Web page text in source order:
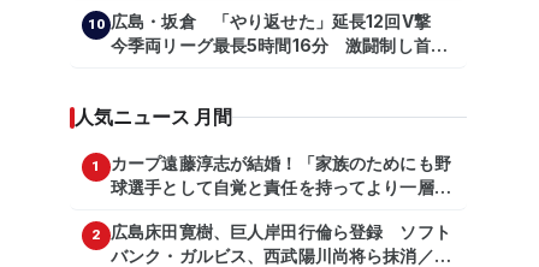
10 広島・坂倉 「やり返せた」延長12回V撃
今季両リーグ最長5時間16分 激闘制し首位
人気ニュース 月間
1
カープ遠藤淳志が結婚！「家族のためにも野
球選手として自覚と責任を持ってより一層頑
2
広島床田寛樹、巨人岸田行倫ら登録 ソフト
バンク・ガルビス、西武陽川尚将ら抹消／２